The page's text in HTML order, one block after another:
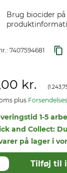
Brug biocider
7407594681
kr. (
plus
1-5
and Collect:
på lager i
Tilføj til